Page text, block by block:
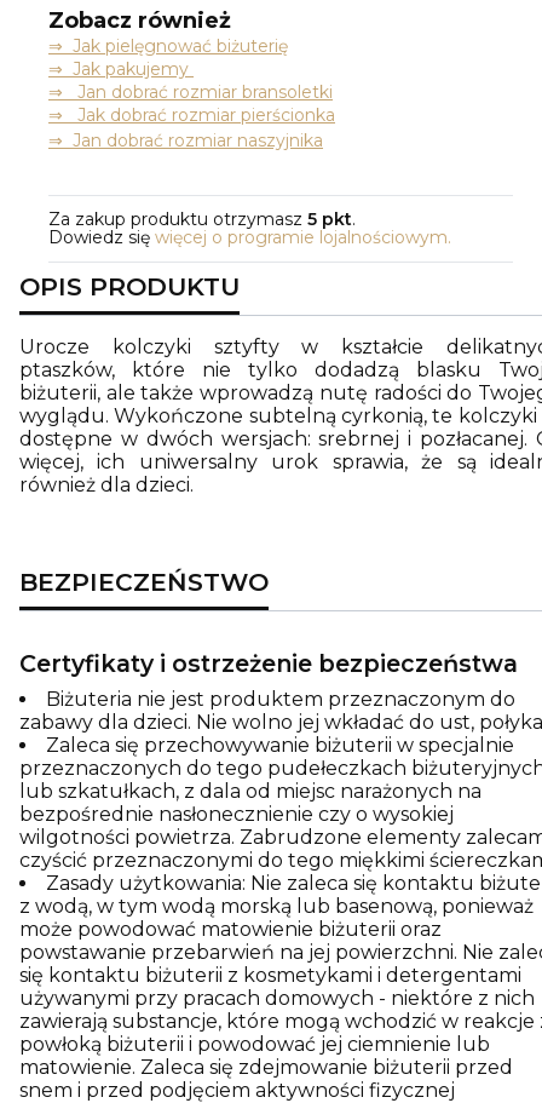
Zobacz również
⇒ Jak pielęgnować biżuterię
⇒ Jak pakujemy
⇒ Jan dobrać rozmiar bransoletki
⇒ Jak dobrać rozmiar pierścionka
⇒ Jan dobrać rozmiar naszyjnika
Za zakup produktu otrzymasz 5 pkt.
Dowiedz się więcej o programie lojalnościowym.
OPIS PRODUKTU
Urocze kolczyki sztyfty w kształcie
ptaszków, które nie tylko dodadzą blasku
biżuterii, ale także wprowadzą nutę radości do
wyglądu. Wykończone subtelną cyrkonią, te kolczyki
dostępne w dwóch wersjach: srebrnej i pozłacanej.
więcej, ich uniwersalny urok sprawia, że są
również dla dzieci.
BEZPIECZEŃSTWO
Certyfikaty i ostrzeżenie bezpieczeństwa
Biżuteria nie jest produktem przeznaczonym do
zabawy dla dzieci. Nie wolno jej wkładać do ust,
Zaleca się przechowywanie biżuterii w specjalnie
przeznaczonych do tego pudełeczkach
lub szkatułkach, z dala od miejsc narażonych na
bezpośrednie nasłonecznienie czy o wysokiej
wilgotności powietrza. Zabrudzone elementy
czyścić przeznaczonymi do tego miękkimi
Zasady użytkowania: Nie zaleca się kontaktu
z wodą, w tym wodą morską lub basenową, ponieważ
może powodować matowienie biżuterii oraz
powstawanie przebarwień na jej powierzchni. Nie
się kontaktu biżuterii z kosmetykami i detergentami
używanymi przy pracach domowych - niektóre z nich
zawierają substancje, które mogą wchodzić w reakcje
powłoką biżuterii i powodować jej ciemnienie lub
matowienie. Zaleca się zdejmowanie biżuterii przed
snem i przed podjęciem aktywności fizycznej